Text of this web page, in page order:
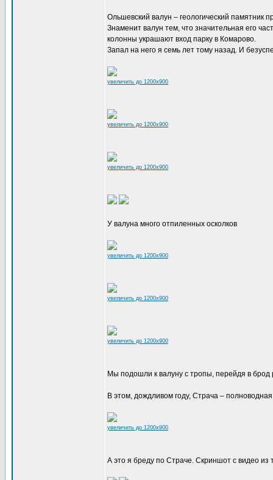
Ольшевский валун – геологический памятник
Знаменит валун тем, что значительная его
колонны украшают вход парку в Комарово.
Запал на него я семь лет тому назад. И
увеличить до 1200x900
увеличить до 1200x900
увеличить до 1200x900
У валуна много отпиленных осколков
увеличить до 1200x900
увеличить до 1200x900
увеличить до 1200x900
Мы подошли к валуну с тропы, перейдя в
В этом, дождливом году, Страча –
увеличить до 1200x900
А это я бреду по Страче. Скриншот с видео из